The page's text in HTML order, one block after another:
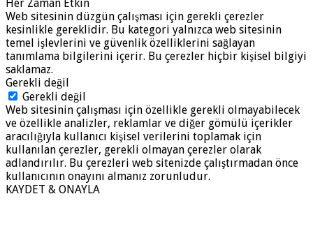
Her Zaman Etkin
Web sitesinin düzgün çalışması için gerekli çerezler
kesinlikle gereklidir. Bu kategori yalnızca web sitesinin
temel işlevlerini ve güvenlik özelliklerini sağlayan
tanımlama bilgilerini içerir. Bu çerezler hiçbir kişisel bilgiyi
saklamaz.
Gerekli değil
Gerekli değil
Web sitesinin çalışması için özellikle gerekli olmayabilecek
ve özellikle analizler, reklamlar ve diğer gömülü içerikler
aracılığıyla kullanıcı kişisel verilerini toplamak için
kullanılan çerezler, gerekli olmayan çerezler olarak
adlandırılır. Bu çerezleri web sitenizde çalıştırmadan önce
kullanıcının onayını almanız zorunludur.
KAYDET & ONAYLA